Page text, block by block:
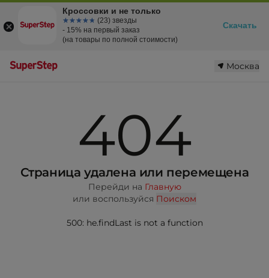
Москва
404
Страница удалена или перемещена
Перейди на Главную
или воспользуйся Поиском
500: he.findLast is not a function
Кроссовки и не только
☆☆☆☆☆
★★★★★ (23) звезды
- 15% на первый заказ
(на товары по полной стоимости)
Скачать